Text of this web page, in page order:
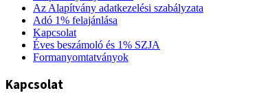
Az Alapítvány adatkezelési szabályzata
Adó 1% felajánlása
Kapcsolat
Éves beszámoló és 1% SZJA
Formanyomtatványok
Kapcsolat